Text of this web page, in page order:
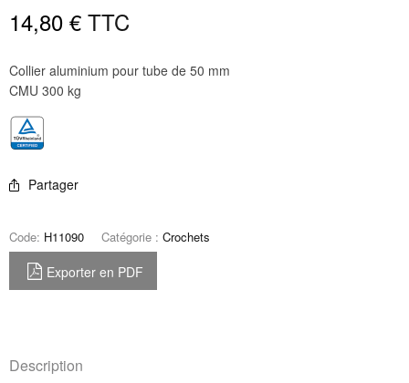
14,80 € TTC
Collier aluminium pour tube de 50 mm
CMU 300 kg
Partager
Code: H11090 Catégorie : Crochets
Exporter en PDF
Description